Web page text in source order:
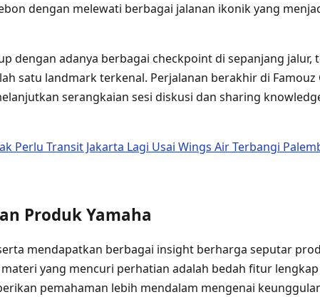
dengan melewati berbagai jalanan ikonik yang
dengan adanya berbagai checkpoint di sepanjang jalur,
satu landmark terkenal. Perjalanan berakhir di Famouz
serangkaian sesi diskusi dan sharing
Perlu Transit Jakarta Lagi Usai Wings Air Terbangi
Produk Yamaha
mendapatkan berbagai insight berharga seputar
yang mencuri perhatian adalah bedah fitur
pemahaman lebih mendalam mengenai